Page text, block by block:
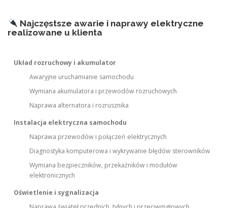
Najczęstsze awarie i naprawy elektryczne
realizowane u klienta
Układ rozruchowy i akumulator
Awaryjne uruchamianie samochodu
Wymiana akumulatora i przewodów rozruchowych
Naprawa alternatora i rozrusznika
Instalacja elektryczna samochodu
Naprawa przewodów i połączeń elektrycznych
Diagnostyka komputerowa i wykrywanie błędów sterowników
Wymiana bezpieczników, przekaźników i modułów
elektronicznych
Oświetlenie i sygnalizacja